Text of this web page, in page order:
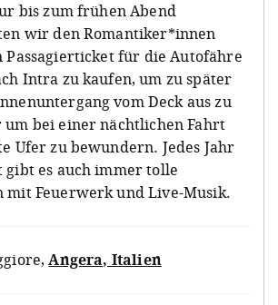
bis zum frühen Abend
wir den Romantiker*innen
Passagierticket für die Autofähre
Intra zu kaufen, um zu später
vom Deck aus zu
um bei einer nächtlichen Fahrt
Ufer zu bewundern. Jedes Jahr
gibt es auch immer tolle
mit Feuerwerk und Live-Musik.
,Angera, Italien